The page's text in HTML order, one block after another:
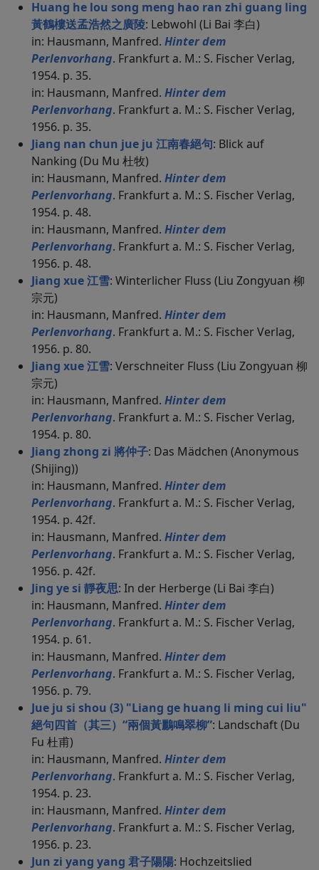
Huang he lou song meng hao ran zhi guang ling
黃鶴樓送孟浩然之廣陵: Lebwohl (Li Bai 李白)
in: Hausmann, Manfred. Hinter dem
Perlenvorhang. Frankfurt a. M.: S. Fischer Verlag,
1954. p. 35.
in: Hausmann, Manfred. Hinter dem
Perlenvorhang. Frankfurt a. M.: S. Fischer Verlag,
1956. p. 35.
Jiang nan chun jue ju 江南春絕句: Blick auf
Nanking (Du Mu 杜牧)
in: Hausmann, Manfred. Hinter dem
Perlenvorhang. Frankfurt a. M.: S. Fischer Verlag,
1954. p. 48.
in: Hausmann, Manfred. Hinter dem
Perlenvorhang. Frankfurt a. M.: S. Fischer Verlag,
1956. p. 48.
Jiang xue 江雪: Winterlicher Fluss (Liu Zongyuan 柳
宗元)
in: Hausmann, Manfred. Hinter dem
Perlenvorhang. Frankfurt a. M.: S. Fischer Verlag,
1956. p. 80.
Jiang xue 江雪: Verschneiter Fluss (Liu Zongyuan 柳
宗元)
in: Hausmann, Manfred. Hinter dem
Perlenvorhang. Frankfurt a. M.: S. Fischer Verlag,
1954. p. 80.
Jiang zhong zi 將仲子: Das Mädchen (Anonymous
(Shijing))
in: Hausmann, Manfred. Hinter dem
Perlenvorhang. Frankfurt a. M.: S. Fischer Verlag,
1954. p. 42f.
in: Hausmann, Manfred. Hinter dem
Perlenvorhang. Frankfurt a. M.: S. Fischer Verlag,
1956. p. 42f.
Jing ye si 靜夜思: In der Herberge (Li Bai 李白)
in: Hausmann, Manfred. Hinter dem
Perlenvorhang. Frankfurt a. M.: S. Fischer Verlag,
1954. p. 61.
in: Hausmann, Manfred. Hinter dem
Perlenvorhang. Frankfurt a. M.: S. Fischer Verlag,
1956. p. 79.
Jue ju si shou (3) "Liang ge huang li ming cui liu"
絕句四首（其三）“兩個黃鸝鳴翠柳”: Landschaft (Du
Fu 杜甫)
in: Hausmann, Manfred. Hinter dem
Perlenvorhang. Frankfurt a. M.: S. Fischer Verlag,
1954. p. 23.
in: Hausmann, Manfred. Hinter dem
Perlenvorhang. Frankfurt a. M.: S. Fischer Verlag,
1956. p. 23.
Jun zi yang yang 君子陽陽: Hochzeitslied